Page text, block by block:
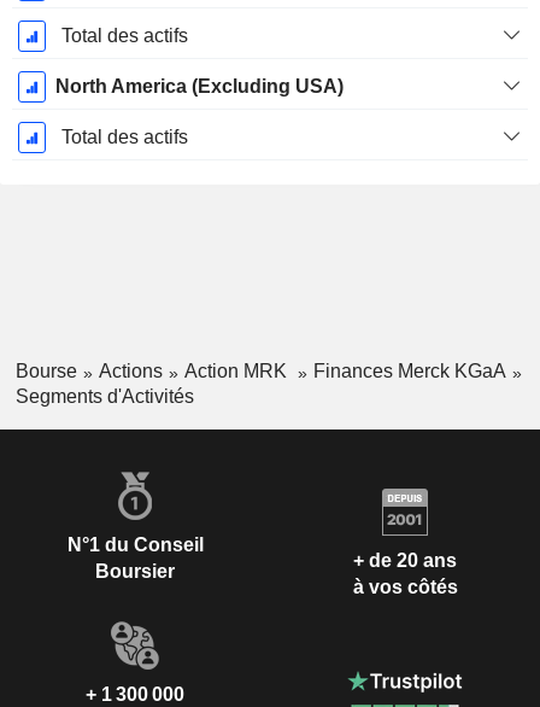
Total des actifs
North America (Excluding USA)
Total des actifs
Bourse Actions Action MRK
Finances Merck KGaA
Segments d'Activités
N°1 du Conseil
Boursier
+ de 20 ans
à vos côtés
+ 1 300 000